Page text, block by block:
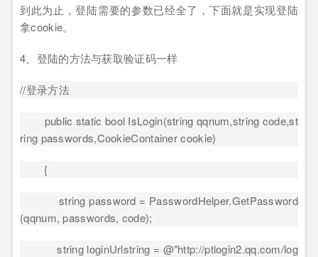
到此为止，登陆需要的参数已经全了，下面就是实现登陆
拿cookie。
4 、登陆的方法与获取验证码一样
//登录方法
public static bool IsLogin(string qqnum,string code,st
ring passwords,CookieContainer cookie)
{
string password = PasswordHelper.GetPassword
(qqnum, passwords, code);
string loginUrlstring = @"http://ptlogin2.qq.com/log